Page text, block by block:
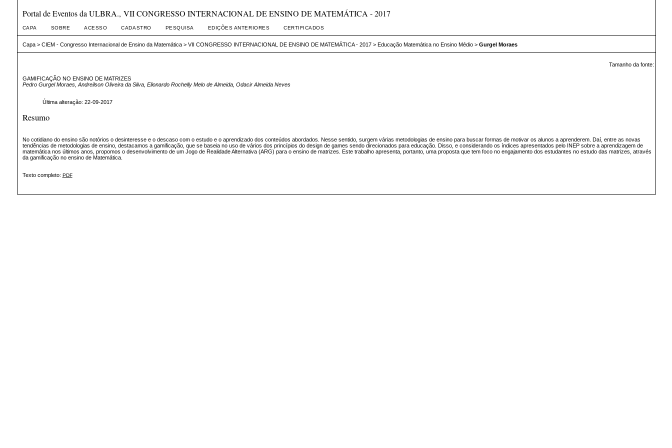
Portal de Eventos da ULBRA., VII CONGRESSO INTERNACIONAL DE ENSINO DE MATEMÁTICA - 2017
CAPA SOBRE ACESSO CADASTRO PESQUISA EDIÇÕES ANTERIORES CERTIFICADOS
Capa> CIEM - Congresso Internacional de Ensino da Matemática> VII CONGRESSO INTERNACIONAL DE ENSINO DE MATEMÁTICA - 2017> Educação Matemática no Ensino Médio> Gurgel Moraes
Tamanho da fonte:
GAMIFICAÇÃO NO ENSINO DE MATRIZES
Pedro Gurgel Moraes, Andreilson Oliveira da Silva, Elionardo Rochelly Melo de Almeida, Odacir Almeida Neves
Última alteração: 22-09-2017
Resumo
No cotidiano do ensino são notórios o desinteresse e o descaso com o estudo e o aprendizado dos conteúdos abordados. Nesse sentido, surgem várias metodologias de ensino para buscar formas de motivar os alunos a aprenderem. Daí, entre as novas
tendências de metodologias de ensino, destacamos a gamificação, que se baseia no uso de vários dos princípios do design de games sendo direcionados para educação. Disso, e considerando os índices apresentados pelo INEP sobre a aprendizagem de
matemática nos últimos anos, propomos o desenvolvimento de um Jogo de Realidade Alternativa (ARG) para o ensino de matrizes. Este trabalho apresenta, portanto, uma proposta que tem foco no engajamento dos estudantes no estudo das matrizes, através
da gamificação no ensino de Matemática.
Texto completo: PDF